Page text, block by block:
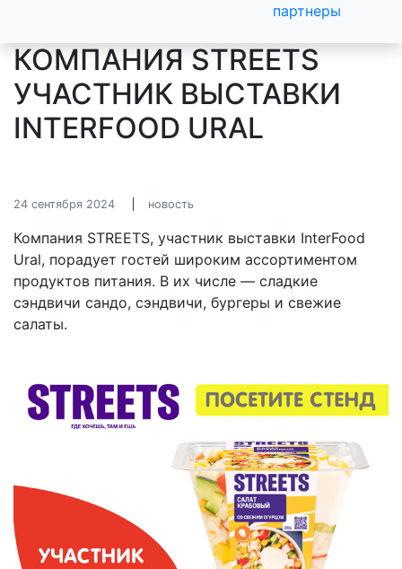
партнеры
КОМПАНИЯ STREETS
УЧАСТНИК ВЫСТАВКИ
INTERFOOD URAL
24 сентября 2024 новость
Компания STREETS, участник выставки InterFood
Ural, порадует гостей широким ассортиментом
продуктов питания. В их числе — сладкие
сэндвичи сандо, сэндвичи, бургеры и свежие
салаты.